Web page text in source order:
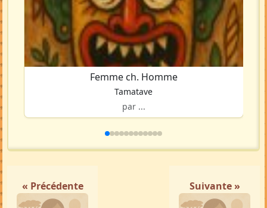
Femme ch. Homme
Tamatave
par ...
« Précédente Suivante »